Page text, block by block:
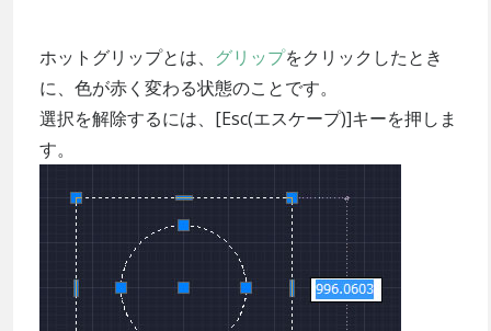
ホットグリップとは、 グリップをクリックしたとき
に、色が赤く変わる状態のことです。
選択を解除するには、[Esc(エスケープ)]キーを押しま
す。